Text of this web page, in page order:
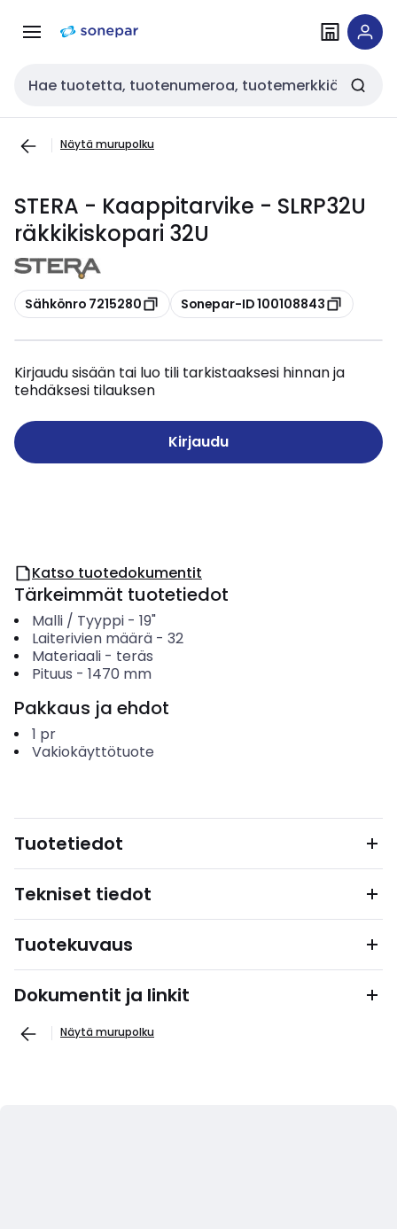
navigointiinsisältöön
Haku
Näytä murupolku
STERA - Kaappitarvike - SLRP32U
räkkikiskopari 32U
Kopioi
Sähkönro 7215280 Kopioi
Sonepar-ID 100108843
Kirjaudu sisään tai luo tili tarkistaaksesi hinnan ja
tehdäksesi tilauksen
Kirjaudu
Katso tuotedokumentit
Tärkeimmät tuotetiedot
Malli / Tyyppi- 19"
Laiterivien määrä- 32
Materiaali- teräs
Pituus - 1470 mm
Pakkaus ja ehdot
1 pr
Vakiokäyttötuote
Tuotetiedot
Tekniset tiedot
Tuotekuvaus
Dokumentit ja linkit
Näytä murupolku